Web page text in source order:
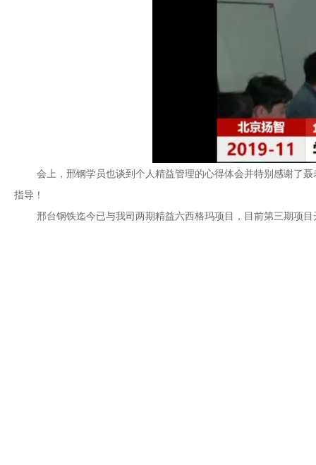
会上，邢钢学员也谈到个人精益管理的心得体会并特别感谢了
指导！
邢台钢铁迄今已与我司两期精益六西格玛项目，目前第三期项